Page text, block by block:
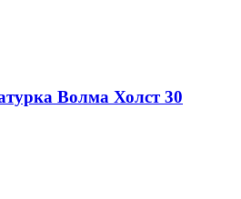
Волма Холст 30